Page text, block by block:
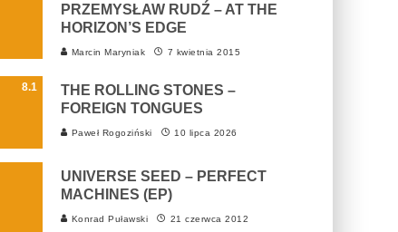
PRZEMYSŁAW RUDŹ – AT THE
HORIZON’S EDGE
Marcin Maryniak 7 kwietnia 2015
8.1
THE ROLLING STONES –
FOREIGN TONGUES
Paweł Rogoziński 10 lipca 2026
UNIVERSE SEED – PERFECT
MACHINES (EP)
Konrad Puławski 21 czerwca 2012